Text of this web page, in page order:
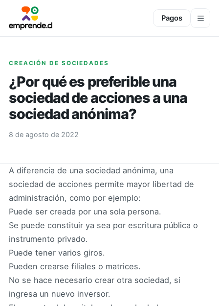
Pagos
CREACIÓN DE SOCIEDADES
¿Por qué es preferible una
sociedad de acciones a una
sociedad anónima?
8 de agosto de 2022
A diferencia de una sociedad anónima, una
sociedad de acciones permite mayor libertad de
administración, como por ejemplo:
Puede ser creada por una sola persona.
Se puede constituir ya sea por escritura pública o
instrumento privado.
Puede tener varios giros.
Pueden crearse filiales o matrices.
No se hace necesario crear otra sociedad, si
ingresa un nuevo inversor.